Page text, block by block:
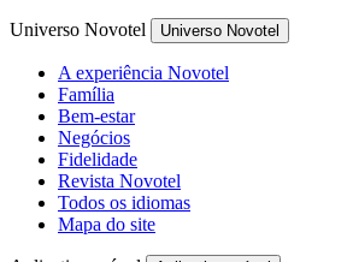
Universo Novotel Universo Novotel
A experiência Novotel
Família
Bem-estar
Negócios
Fidelidade
Revista Novotel
Todos os idiomas
Mapa do site